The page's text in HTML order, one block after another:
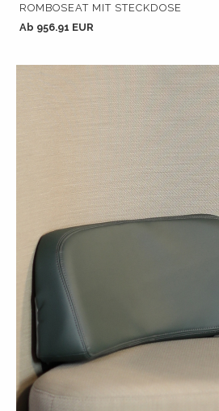
ROMBOSEAT MIT STECKDOSE
Ab 956.91 EUR